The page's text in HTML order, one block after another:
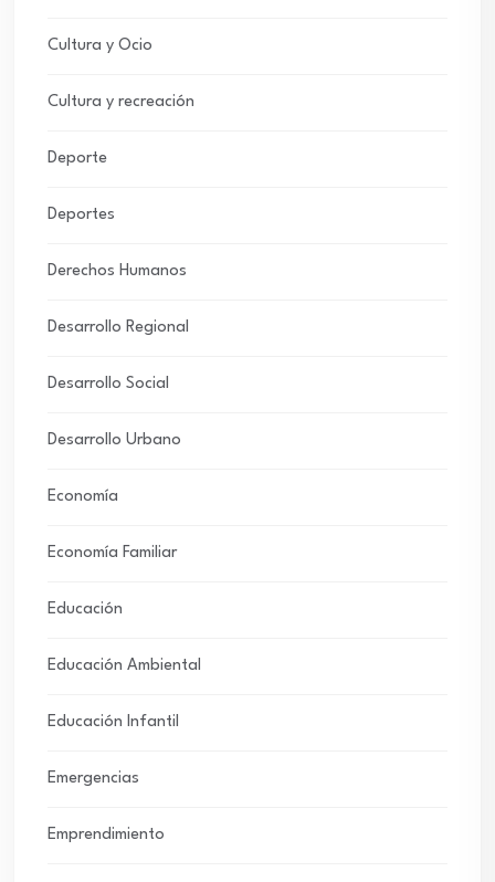
Cultura y Ocio
Cultura y recreación
Deporte
Deportes
Derechos Humanos
Desarrollo Regional
Desarrollo Social
Desarrollo Urbano
Economía
Economía Familiar
Educación
Educación Ambiental
Educación Infantil
Emergencias
Emprendimiento